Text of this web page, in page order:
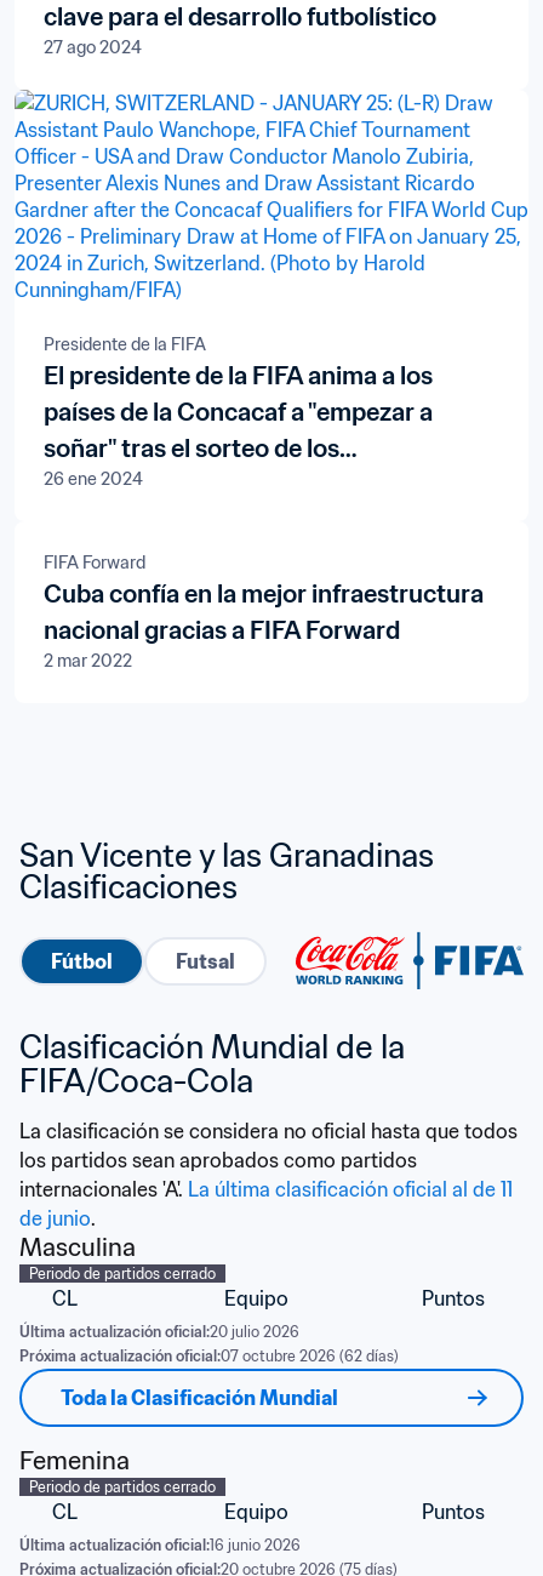
clave para el desarrollo futbolístico
27 ago 2024
Presidente de la FIFA
El presidente de la FIFA anima a los
países de la Concacaf a "empezar a
soñar" tras el sorteo de los
clasificatorios para la Copa Mundial de
26 ene 2024
FIFA Forward
Cuba confía en la mejor infraestructura
nacional gracias a FIFA Forward
2 mar 2022
San Vicente y las Granadinas
Clasificaciones
Fútbol Futsal
Clasificación Mundial de la
FIFA/Coca-Cola
La clasificación se considera no oficial hasta que todos
los partidos sean aprobados como partidos
internacionales 'A'. La última clasificación oficial al de 11
de junio.
Masculina
Periodo de partidos cerrado
CL Equipo Puntos
Última actualización oficial:20 julio 2026
Próxima actualización oficial:07 octubre 2026 (62 días)
Toda la Clasificación Mundial
Femenina
Periodo de partidos cerrado
CL Equipo Puntos
Última actualización oficial:16 junio 2026
Próxima actualización oficial:20 octubre 2026 (75 días)